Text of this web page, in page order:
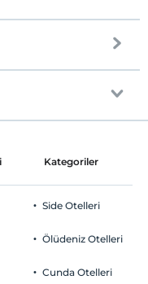
Kategoriler
Side Otelleri
Ölüdeniz Otelleri
Cunda Otelleri